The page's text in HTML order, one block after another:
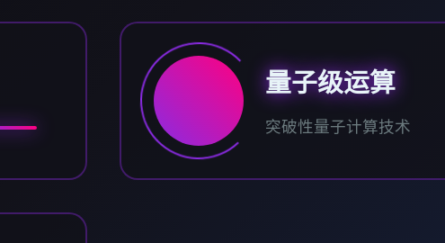
量子级运算
突破性量子计算技术